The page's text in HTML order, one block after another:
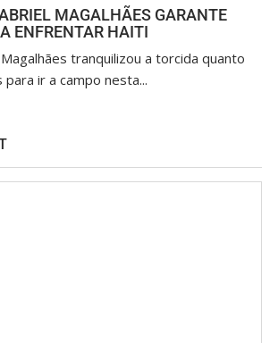
MAGALHÃES GARANTE
ENFRENTAR HAITI
tranquilizou a torcida quanto
ir a campo nesta...